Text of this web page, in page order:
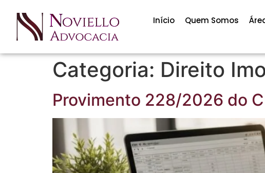
Início Quem Somos
Categoria: Direito
Provimento 228/2026 do